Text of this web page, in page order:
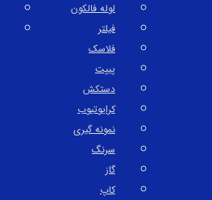
لوله فالکون
فیلتر
فلاسک
پیپت
دستکش
کرایوتیوب
نمونه گیری
سرنگ
گاز
کاپ